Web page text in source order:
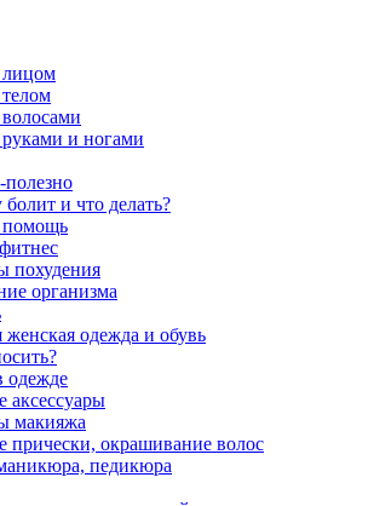
лицом
руками и ногами
и что делать?
помощь
похудения
организма
одежда и обувь
одежде
макияжа
окрашивание волос
педикюра